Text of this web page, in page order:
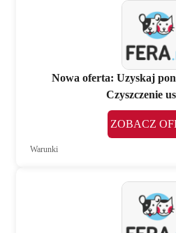
Nowa oferta: Uzyskaj
Czyszczenie
ZOBACZ
Warunki